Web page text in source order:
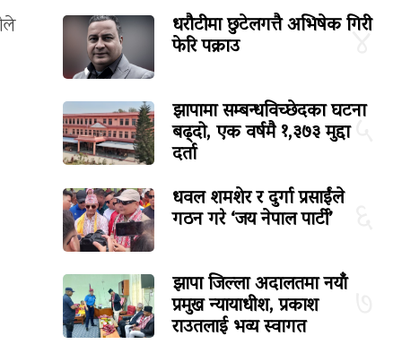
४
धरौटीमा छुटेलगत्तै अभिषेक गिरी
फेरि पक्राउ
५
झापामा सम्बन्धविच्छेदका घटना
बढ्दो, एक वर्षमै १,३७३ मुद्दा
दर्ता
धवल शमशेर र दुर्गा प्रसाईंले
गठन गरे ‘जय नेपाल पार्टी’
झापा जिल्ला अदालतमा नयाँ
प्रमुख न्यायाधीश, प्रकाश
राउतलाई भव्य स्वागत